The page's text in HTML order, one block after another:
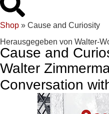
Shop » Cause and Curiosity
Herausgegeben von Walter-
Cause and
Walter
Conversation